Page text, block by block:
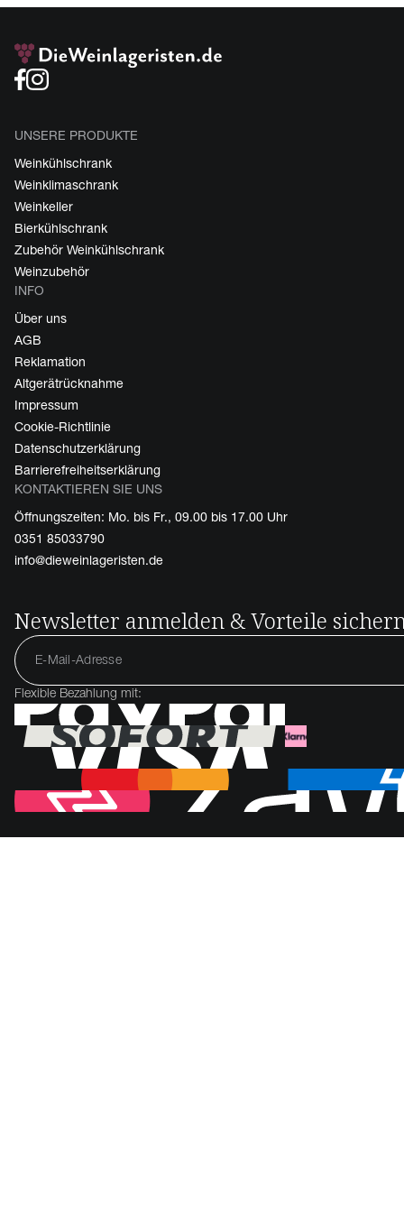
UNSERE PRODUKTE
Weinkühlschrank
Weinklimaschrank
Weinkeller
Bierkühlschrank
Zubehör Weinkühlschrank
Weinzubehör
INFO
Über uns
AGB
Reklamation
Altgerätrücknahme
Impressum
Cookie-Richtlinie
Datenschutzerklärung
Barrierefreiheitserklärung
KONTAKTIEREN SIE UNS
Öffnungszeiten: Mo. bis Fr., 09.00 bis 17.00 Uhr
0351 85033790
info@dieweinlageristen.de
Newsletter anmelden & Vorteile
Flexible Bezahlung mit: